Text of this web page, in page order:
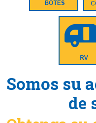
Somos su
de